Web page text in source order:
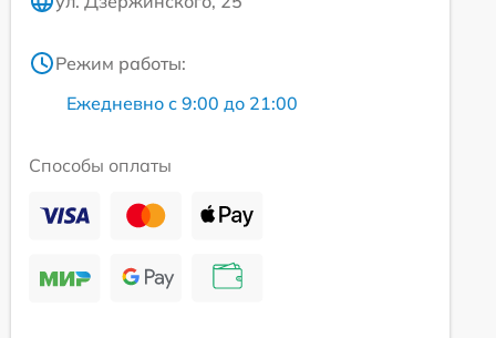
Режим работы:
Ежедневно с 9:00 до 21:00
Способы оплаты